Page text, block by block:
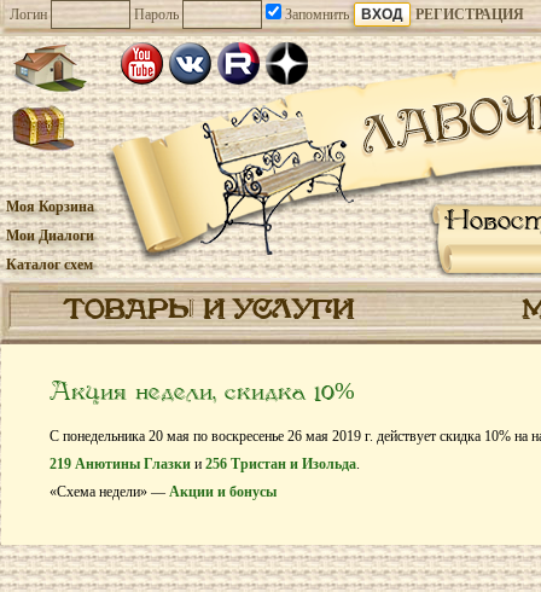
Логин Пароль Запомнить РЕГИСТРАЦИЯ
Моя Корзина
Мои Диалоги
Каталог схем
ТОВАРЫ И УСЛУГИ
Акция недели, скидка 10%
С понедельника 20 мая по воскресенье 26 мая 2019 г. действует скидка 10% на
219 Анютины Глазки и 256 Тристан и Изольда.
«Схема недели» — Акции и бонусы